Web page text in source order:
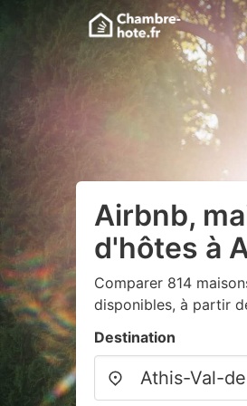
Airbnb,
d'hôtes à
Comparer 814
disponibles, à partir
Destination